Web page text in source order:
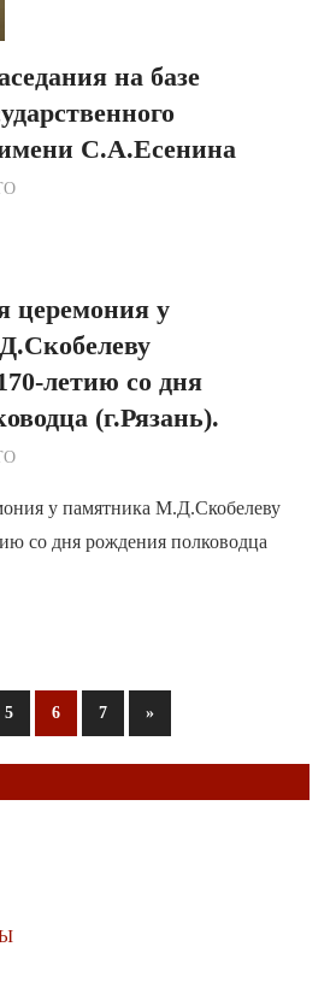
на базе
С.А.Есенина
по Редакции
церемония у
летию со дня
(г.Рязань).
по Редакции
у памятника М.Д.Скобелеву
со дня рождения полководца
5 6 7
Следующие
записи
»